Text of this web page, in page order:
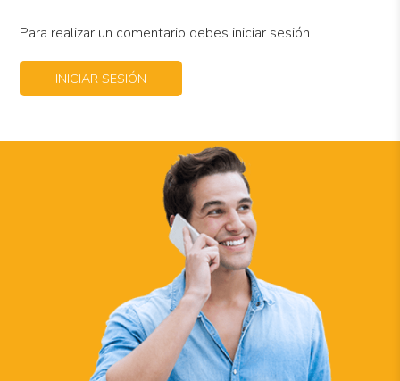
Para realizar un comentario debes iniciar sesión
INICIAR SESIÓN